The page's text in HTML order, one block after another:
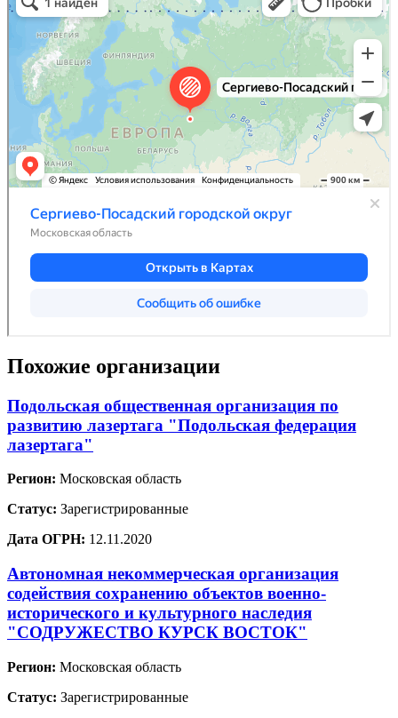
Похожие организации
Подольская общественная организация по
развитию лазертага "Подольская федерация
лазертага"
Регион: Московская область
Статус: Зарегистрированные
Дата ОГРН: 12.11.2020
Автономная некоммерческая организация
содействия сохранению объектов военно-
исторического и культурного наследия
"СОДРУЖЕСТВО КУРСК ВОСТОК"
Регион: Московская область
Статус: Зарегистрированные